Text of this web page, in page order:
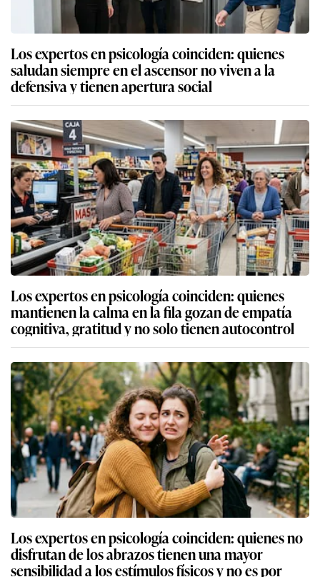
Los expertos en psicología coinciden: quienes
saludan siempre en el ascensor no viven a la
defensiva y tienen apertura social
Los expertos en psicología coinciden: quienes
mantienen la calma en la fila gozan de empatía
cognitiva, gratitud y no solo tienen autocontrol
Los expertos en psicología coinciden: quienes no
disfrutan de los abrazos tienen una mayor
sensibilidad a los estímulos físicos y no es por